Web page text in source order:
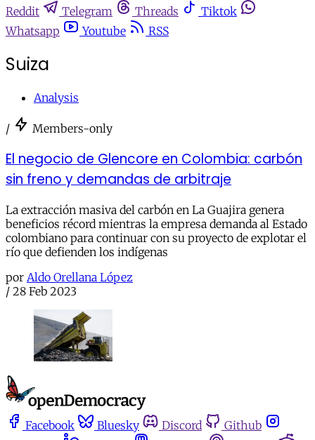
Reddit
Telegram Threads
Tiktok
Whatsapp
Youtube RSS
Suiza
Analysis
/ Members-only
El negocio de Glencore en Colombia: carbón
sin freno y demandas de arbitraje
La extracción masiva del carbón en La Guajira genera
beneficios récord mientras la empresa demanda al Estado
colombiano para continuar con su proyecto de explotar el
río que defienden los indígenas
por Aldo Orellana López
/ 28 Feb 2023
Facebook Bluesky Discord
Github